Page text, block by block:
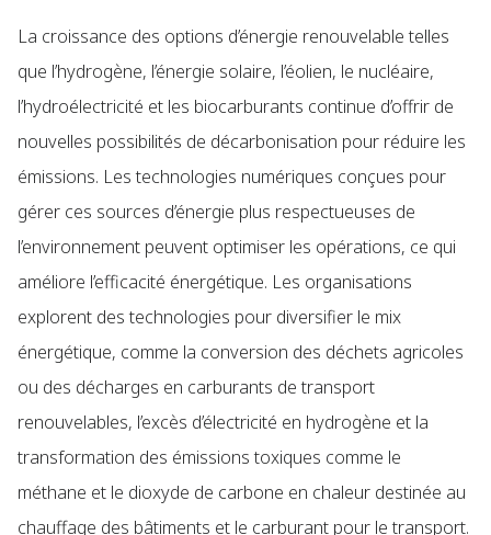
La croissance des options d’énergie renouvelable telles
que l’hydrogène, l’énergie solaire, l’éolien, le nucléaire,
l’hydroélectricité et les biocarburants continue d’offrir de
nouvelles possibilités de décarbonisation pour réduire les
émissions. Les technologies numériques conçues pour
gérer ces sources d’énergie plus respectueuses de
l’environnement peuvent optimiser les opérations, ce qui
améliore l’efficacité énergétique. Les organisations
explorent des technologies pour diversifier le mix
énergétique, comme la conversion des déchets agricoles
ou des décharges en carburants de transport
renouvelables, l’excès d’électricité en hydrogène et la
transformation des émissions toxiques comme le
méthane et le dioxyde de carbone en chaleur destinée au
chauffage des bâtiments et le carburant pour le transport.